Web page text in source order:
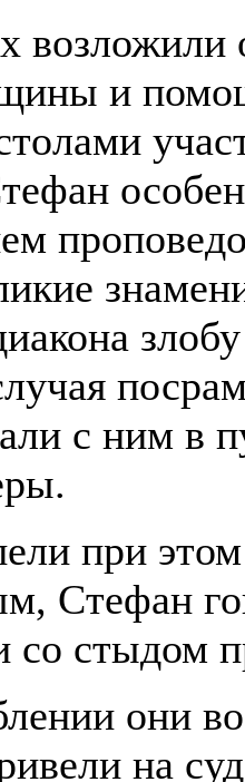
возложили
и
с ним в
при
Стефан
со стыдом
они
на